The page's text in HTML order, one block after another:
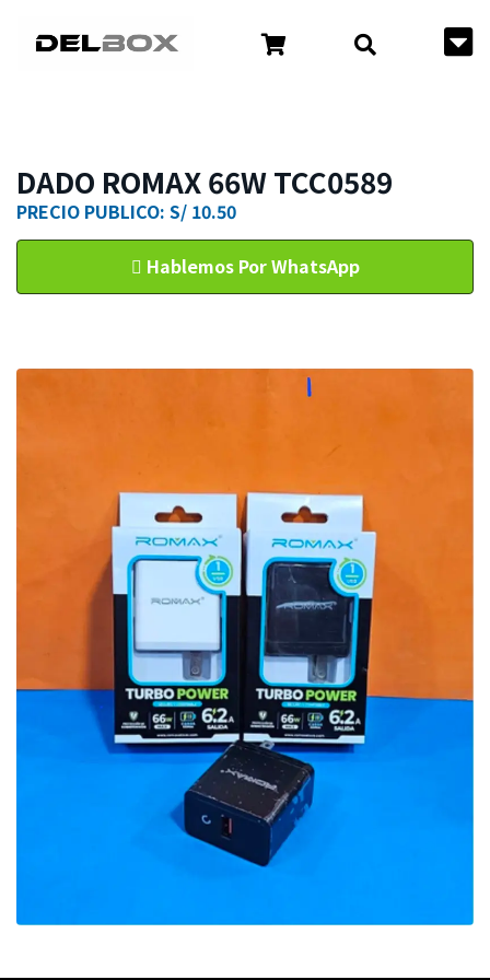
DADO ROMAX 66W TCC0589
PRECIO PUBLICO: S/ 10.50
Hablemos Por WhatsApp